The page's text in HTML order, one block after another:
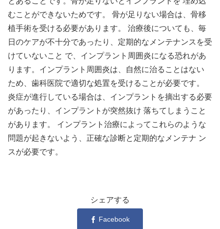
むことができないためです。 骨が足りない場合は、骨移
植手術を受ける必要があります。 治療後についても、毎
日のケアが不十分であったり、定期的なメンテナンスを受
けていないこと で、インプラント周囲炎になる恐れがあ
ります。インプラント周囲炎は、自然に治ることはない
ため、歯科医院で適切な処置を受けることが必要です。
炎症が進行している場合は、インプラントを摘出する必要
があったり、インプラントが突然抜け 落ちてしまうこと
があります。 インプラント治療によってこれらのような
問題が起きないよう、正確な診断と定期的なメンテナ ン
スが必要です。
シェアする
Facebook